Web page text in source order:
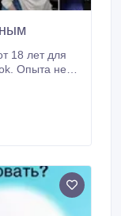
Опыта не
в удобное